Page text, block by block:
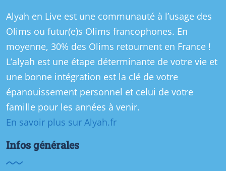
Alyah en Live est une communauté à l’usage des
Olims ou futur(e)s Olims francophones. En
moyenne, 30% des Olims retournent en France !
L’alyah est une étape déterminante de votre vie et
une bonne intégration est la clé de votre
épanouissement personnel et celui de votre
famille pour les années à venir.
En savoir plus sur Alyah.fr
Infos générales